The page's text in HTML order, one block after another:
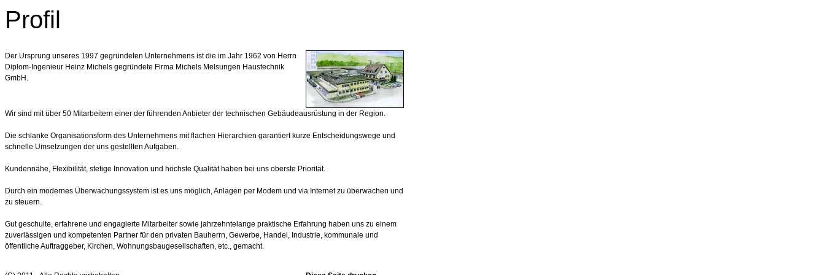
Profil
Der Ursprung unseres 1997 gegründeten Unternehmens ist die im Jahr 1962 von Herrn
Diplom-Ingenieur Heinz Michels gegründete Firma Michels Melsungen Haustechnik
GmbH.
Wir sind mit über 50 Mitarbeitern einer der führenden Anbieter der technischen Gebäudeausrüstung in der Region.
Die schlanke Organisationsform des Unternehmens mit flachen Hierarchien garantiert kurze Entscheidungswege und
schnelle Umsetzungen der uns gestellten Aufgaben.
Kundennähe, Flexibilität, stetige Innovation und höchste Qualität haben bei uns oberste Priorität.
Durch ein modernes Überwachungssystem ist es uns möglich, Anlagen per Modem und via Internet zu überwachen und
zu steuern.
Gut geschulte, erfahrene und engagierte Mitarbeiter sowie jahrzehntelange praktische Erfahrung haben uns zu einem
zuverlässigen und kompetenten Partner für den privaten Bauherrn, Gewerbe, Handel, Industrie, kommunale und
öffentliche Auftraggeber, Kirchen, Wohnungsbaugesellschaften, etc., gemacht.